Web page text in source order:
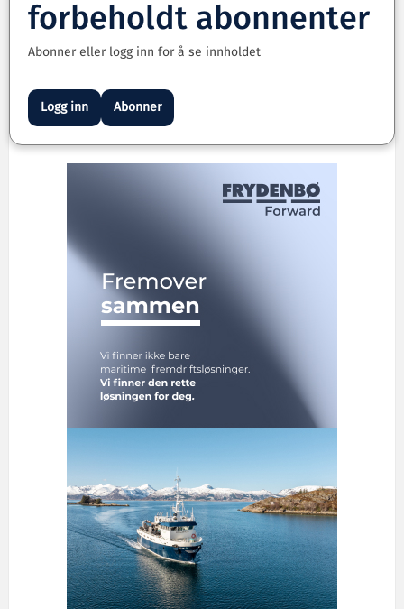
forbeholdt abonnenter
Abonner eller logg inn for å se innholdet
Logg inn Abonner